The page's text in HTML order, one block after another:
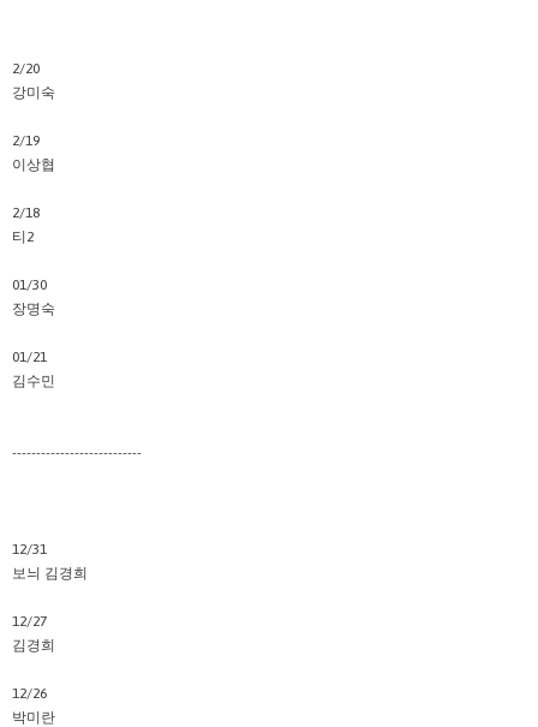
2/20
강미숙
2/19
이상협
2/18
티2
01/30
장명숙
01/21
김수민
---------------------------
12/31
보늬 김경희
12/27
김경희
12/26
박미란